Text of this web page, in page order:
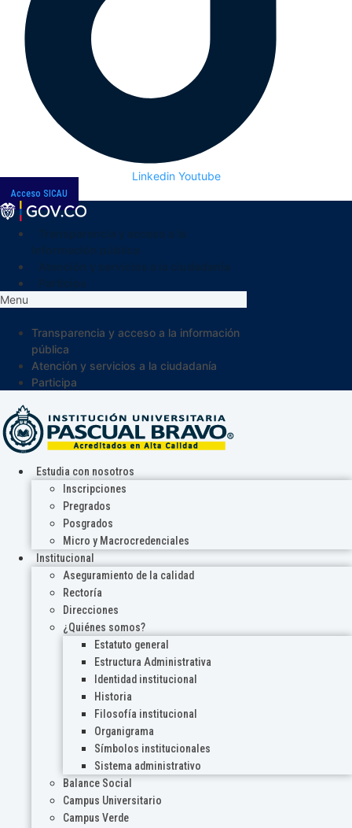
Linkedin Youtube
Acceso SICAU
Menu
Transparencia y acceso a la información
pública
Atención y servicios a la ciudadanía
Participa
Estudia con nosotros
Inscripciones
Pregrados
Posgrados
Micro y Macrocredenciales
Institucional
Aseguramiento de la calidad
Rectoría
Direcciones
¿Quiénes somos?
Estatuto general
Estructura Administrativa
Identidad institucional
Historia
Filosofía institucional
Organigrama
Símbolos institucionales
Sistema administrativo
Balance Social
Campus Universitario
Campus Verde